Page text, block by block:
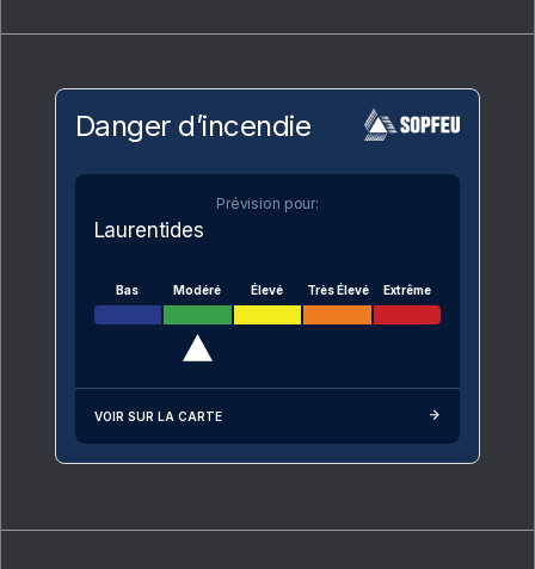
Danger d’incendie
Prévision pour:
Laurentides
Bas Modéré Élevé Très Élevé Extrême
VOIR SUR LA CARTE